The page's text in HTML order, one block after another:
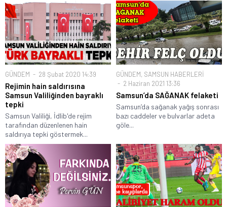
GÜNDEM 28 Şubat 2020 14:39
Rejimin hain saldırısına
Samsun Valiliğinden bayraklı
tepki
Samsun Valiliği, İdlib'de rejim
tarafından düzenlenen hain
saldırıya tepki göstermek...
GÜNDEM, SAMSUN HABERLERİ
2 Haziran 2021 13:36
Samsun’da SAĞANAK felaketi
Samsun’da sağanak yağış sonrası
bazı caddeler ve bulvarlar adeta
göle...